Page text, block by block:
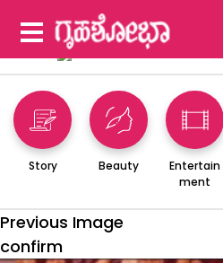
Story Beauty
Entertain
ment
Previous Image
confirm